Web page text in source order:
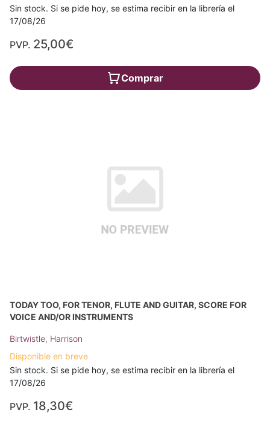
Sin stock. Si se pide hoy, se estima recibir en la librería el
17/08/26
PVP. 25,00€
Comprar
TODAY TOO, FOR TENOR, FLUTE AND GUITAR, SCORE FOR
VOICE AND/OR INSTRUMENTS
Birtwistle, Harrison
Disponible en breve
Sin stock. Si se pide hoy, se estima recibir en la librería el
17/08/26
PVP. 18,30€